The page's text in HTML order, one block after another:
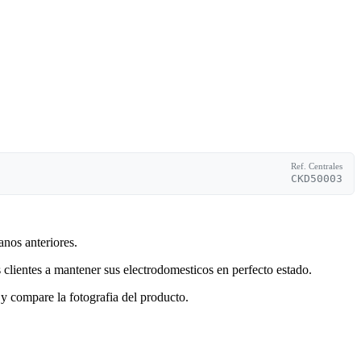
Ref. Centrales
CKD50003
anteriores.
a mantener sus electrodomesticos en perfecto estado.
compare la fotografia del producto.